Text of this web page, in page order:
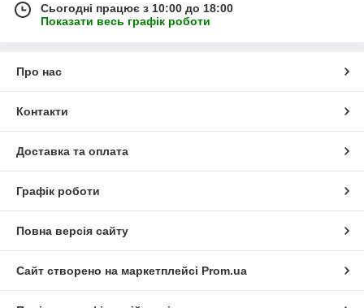
Сьогодні працює з 10:00 до 18:00
Показати весь графік роботи
Про нас
Контакти
Доставка та оплата
Графік роботи
Повна версія сайту
Сайт створено на маркетплейсі Prom.ua